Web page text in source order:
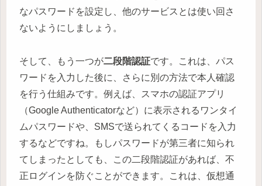
なパスワードを設定し、他のサービスとは使い回さ
ないようにしましょう。
そして、もう一つが二段階認証です。これは、パス
ワードを入力した後に、さらに別の方法で本人確認
を行う仕組みです。例えば、スマホの認証アプリ
（Google Authenticatorなど）に表示されるワンタイ
ムパスワードや、SMSで送られてくるコードを入力
するなどですね。もしパスワードが第三者に知られ
てしまったとしても、この二段階認証があれば、不
正ログインを防ぐことができます。これは、仮想通